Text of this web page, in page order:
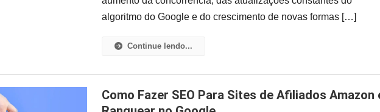
Pena
Ou
algoritmo do Google e do crescimento de novas formas […]
Continue lendo...
Como Fazer SEO Para Sites de Afiliados Amazon e